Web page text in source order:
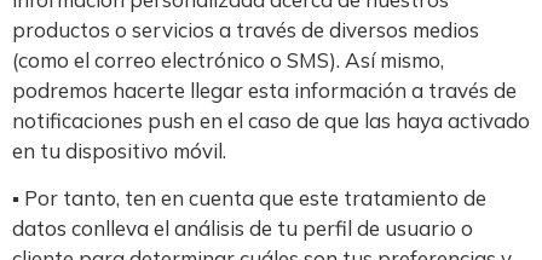
productos o servicios a través de diversos medios
(como el correo electrónico o SMS). Así mismo,
podremos hacerte llegar esta información a través de
notificaciones push en el caso de que las haya activado
en tu dispositivo móvil.
▪ Por tanto, ten en cuenta que este tratamiento de
datos conlleva el análisis de tu perfil de usuario o